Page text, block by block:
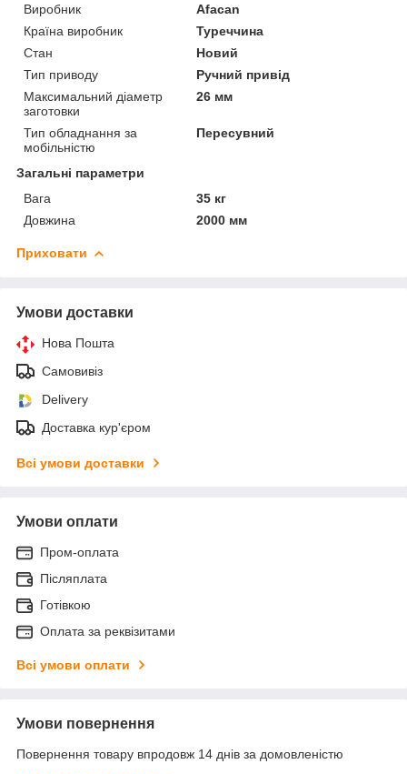
Виробник
Afacan
Країна виробник
Туреччина
Стан
Новий
Тип приводу
Ручний привід
Максимальний діаметр
заготовки
26 мм
Тип обладнання за
мобільністю
Пересувний
Загальні параметри
Вага
35 кг
Довжина
2000 мм
Приховати
Умови доставки
Нова Пошта
Самовивіз
Delivery
Доставка кур'єром
Всі умови доставки
Умови оплати
Пром-оплата
Післяплата
Готівкою
Оплата за реквізитами
Всі умови оплати
Умови повернення
Повернення товару впродовж 14 днів за домовленістю